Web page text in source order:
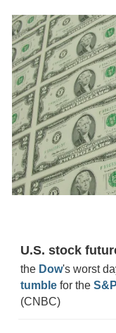
U.S. stock
the Dow's worst
tumble for the
(CNBC)